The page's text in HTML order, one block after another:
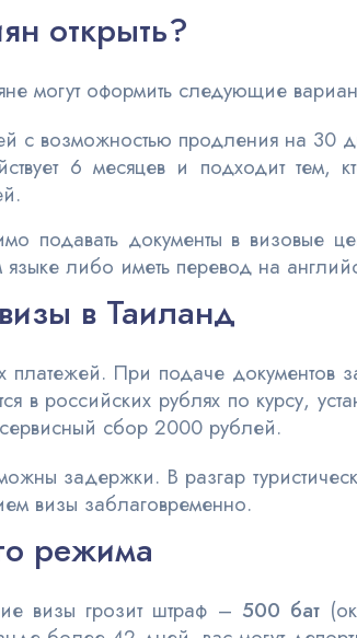
открыть?
могут оформить следующие
с возможностью продления на 30
6 месяцев и подходит тем,
подавать документы в визовые
либо иметь перевод на
в Таиланд
При подаче документов
в российских рублях по курсу,
сбор 2000 рублей.
задержки. В разгар
визы заблаговременно.
режима
визы грозит штраф – 500 бат